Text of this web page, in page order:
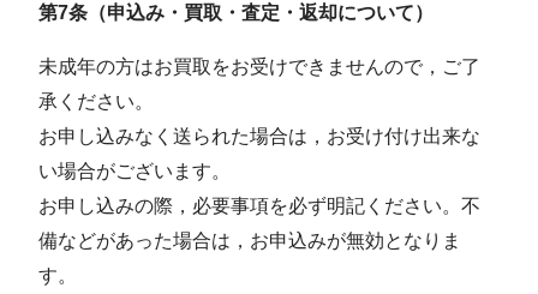
第7条（申込み・買取・査定・返却について）
未成年の方はお買取をお受けできませんので，ご了
承ください。
お申し込みなく送られた場合は，お受け付け出来な
い場合がございます。
お申し込みの際，必要事項を必ず明記ください。不
備などがあった場合は，お申込みが無効となりま
す。